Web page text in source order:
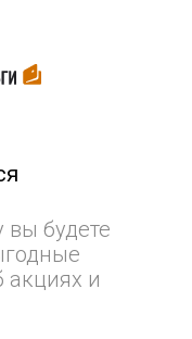
будете
акциях и